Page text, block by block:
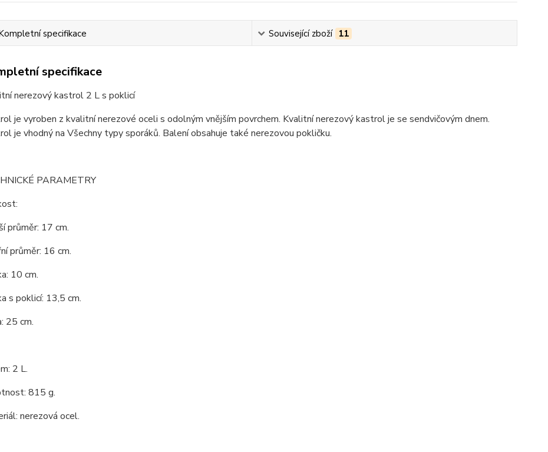
specifikace Související zboží 11
specifikace
nerezový kastrol 2 L s poklicí
je vyroben z kvalitní nerezové oceli s odolným vnějším povrchem. Kvalitní nerezový kastrol je se sendvičovým dnem.
je vhodný na Všechny typy sporáků. Balení obsahuje také nerezovou pokličku.
PARAMETRY
průměr: 17 cm.
průměr: 16 cm.
10 cm.
s poklicí: 13,5 cm.
25 cm.
2 L.
815 g.
nerezová ocel.